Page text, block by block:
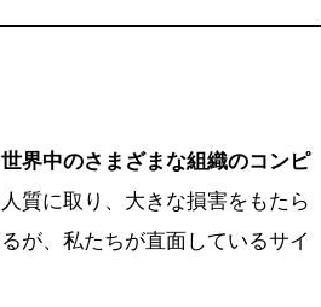
界中のさまざまな組織のコンピ
質に取り、大きな損害をもたら
が、私たちが直面しているサイ